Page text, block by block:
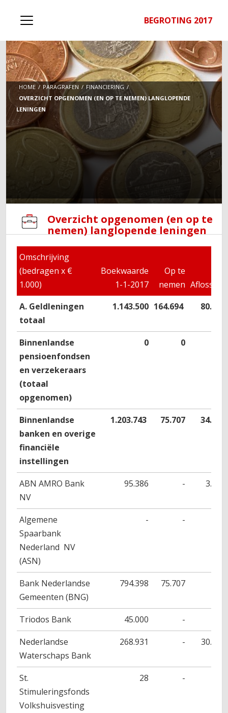
BEGROTING 2017
HOME PARAGRAFEN
FINANCIERING
OVERZICHT OPGENOMEN (EN OP TE NEMEN) LANGLOPENDE
LENINGEN
Overzicht opgenomen (en op te
nemen) langlopende leningen
Omschrijving
(bedragen x €
1.000)
Boekwaarde
1-1-2017
Op te
nemen Aflossing
A. Geldleningen
totaal
1.143.500 164.694 80.748
Binnenlandse
pensioenfondsen
en verzekeraars
(totaal
opgenomen)
0 0
Binnenlandse
banken en overige
financiële
instellingen
1.203.743 75.707 34.717
ABN AMRO Bank
NV
95.386 - 3.790
Algemene
Spaarbank
Nederland NV
(ASN)
- -
Bank Nederlandse
Gemeenten (BNG)
794.398 75.707
Triodos Bank 45.000 -
Nederlandse
Waterschaps Bank
268.931 - 30.899
St.
Stimuleringsfonds
Volkshuisvesting
28 -